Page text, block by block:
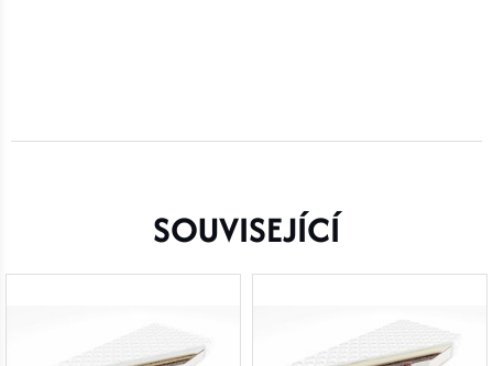
SOUVISEJÍCÍ